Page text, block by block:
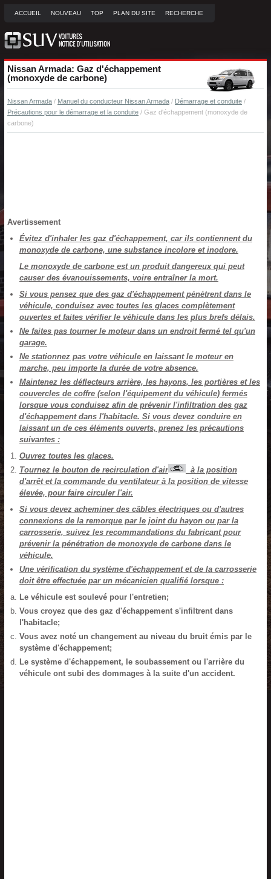
ACCUEIL NOUVEAU TOP PLAN DU SITE RECHERCHE
Nissan Armada: Gaz d'échappement
(monoxyde de carbone)
Nissan Armada / Manuel du conducteur Nissan Armada / Démarrage et conduite /
Précautions pour le démarrage et la conduite / Gaz d'échappement (monoxyde de
carbone)
Avertissement
Évitez d'inhaler les gaz d'échappement, car ils contiennent du
monoxyde de carbone, une substance incolore et inodore.
Le monoxyde de carbone est un produit dangereux qui peut
causer des évanouissements, voire entraîner la mort.
Si vous pensez que des gaz d'échappement pénètrent dans le
véhicule, conduisez avec toutes les glaces complètement
ouvertes et faites vérifier le véhicule dans les plus brefs délais.
Ne faites pas tourner le moteur dans un endroit fermé tel qu'un
garage.
Ne stationnez pas votre véhicule en laissant le moteur en
marche, peu importe la durée de votre absence.
Maintenez les déflecteurs arrière, les hayons, les portières et les
couvercles de coffre (selon l'équipement du véhicule) fermés
lorsque vous conduisez afin de prévenir l'infiltration des gaz
d'échappement dans l'habitacle. Si vous devez conduire en
laissant un de ces éléments ouverts, prenez les précautions
suivantes :
Ouvrez toutes les glaces.
Tournez le bouton de recirculation d'air
à la position
d'arrêt et la commande du ventilateur à la position de vitesse
élevée, pour faire circuler l'air.
Si vous devez acheminer des câbles électriques ou d'autres
connexions de la remorque par le joint du hayon ou par la
carrosserie, suivez les recommandations du fabricant pour
prévenir la pénétration de monoxyde de carbone dans le
véhicule.
Une vérification du système d'échappement et de la carrosserie
doit être effectuée par un mécanicien qualifié lorsque :
Le véhicule est soulevé pour l'entretien;
Vous croyez que des gaz d'échappement s'infiltrent dans
l'habitacle;
Vous avez noté un changement au niveau du bruit émis par le
système d'échappement;
Le système d'échappement, le soubassement ou l'arrière du
véhicule ont subi des dommages à la suite d'un accident.